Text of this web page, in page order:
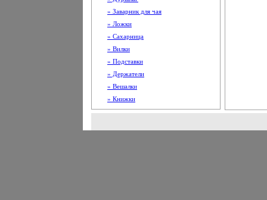
» Заварник для чая
» Ложки
» Сахарница
» Вилки
» Подставки
» Держатели
» Вешалки
» Книжки